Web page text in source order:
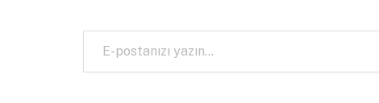
E-postanızı yazın…